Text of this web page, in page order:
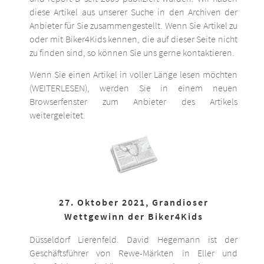
diese Artikel aus unserer Suche in den Archiven der
Anbieter für Sie zusammengestellt. Wenn Sie Artikel zu
oder mit Biker4Kids kennen, die auf dieser Seite nicht
zu finden sind, so können Sie uns gerne kontaktieren.
Wenn Sie einen Artikel in voller Länge lesen möchten
(WEITERLESEN), werden Sie in einem neuen
Browserfenster zum Anbieter des Artikels
weitergeleitet.
27. Oktober 2021, Grandioser
Wettgewinn der Biker4Kids
Düsseldorf Lierenfeld. David Hegemann ist der
Geschäftsführer von Rewe-Märkten in Eller und